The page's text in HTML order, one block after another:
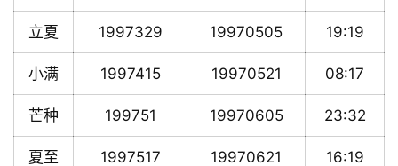
立夏 1997329 19970505 19:19
小满 1997415 19970521 08:17
芒种 199751 19970605 23:32
夏至 1997517 19970621 16:19